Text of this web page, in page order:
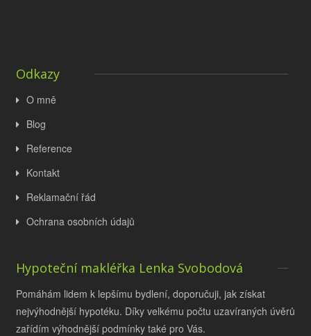
Odkazy
O mně
Blog
Reference
Kontakt
Reklamační řád
Ochrana osobních údajů
Hypoteční makléřka Lenka Svobodová
Pomáhám lidem k lepšímu bydlení, doporučuji, jak získat
nejvýhodnější hypotéku. Díky velkému počtu uzavíraných úvěrů
zařídím výhodnější podmínky také pro Vás.